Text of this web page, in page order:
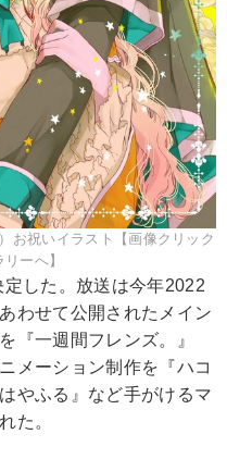
お祝いイラスト【画像クリック
ーへ】
した。放送は今年2022
わせて公開されたメイン
『一週間フレンズ。』
メーション制作を『ハコ
やふる』など手がけるマ
た。